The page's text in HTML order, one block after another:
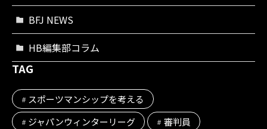
BFJ NEWS
HB編集部コラム
TAG
スポーツマンシップを考える
ジャパンウィンターリーグ
審判員